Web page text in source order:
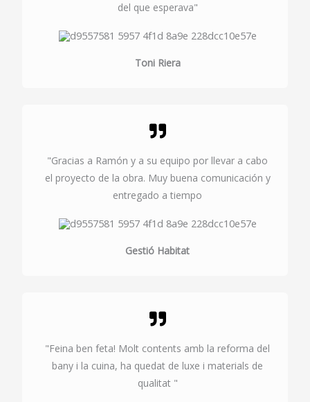
del que esperava"
Toni Riera
"Gracias a Ramón y a su equipo por llevar a cabo
el proyecto de la obra. Muy buena comunicación y
entregado a tiempo
Gestió Habitat
"Feina ben feta! Molt contents amb la reforma del
bany i la cuina, ha quedat de luxe i materials de
qualitat "